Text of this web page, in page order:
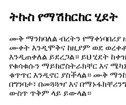
ትኩስ የማሽከርከር ሂደት
ሙቅ ማንከባለል ብረትን የማቀነባበሪያ
ሙቀት እንዲሞቅና ከዚያም ወደ
እንዲጠቀለል ይደረጋል። ይህ ሂደት
የቁሳቁሱን ማይክሮስትራክቸር እና
ቁጥጥር እንዲኖር ያስችላል። ሙቅ
በግንባታ፣ በመጓጓዣ እና
ውስጥ ጥቅም ላይ ይውላል።